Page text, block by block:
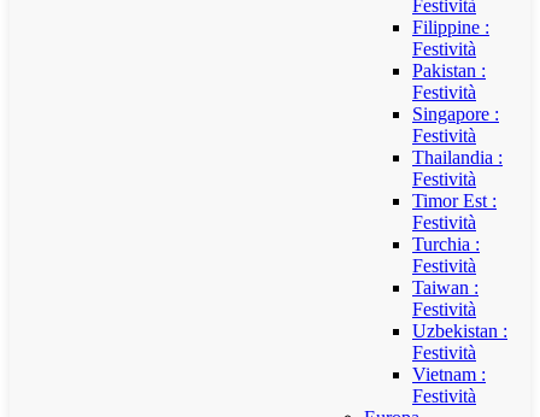
Festività
Filippine :
Festività
Pakistan :
Festività
Singapore :
Festività
Thailandia :
Festività
Timor Est :
Festività
Turchia :
Festività
Taiwan :
Festività
Uzbekistan :
Festività
Vietnam :
Festività